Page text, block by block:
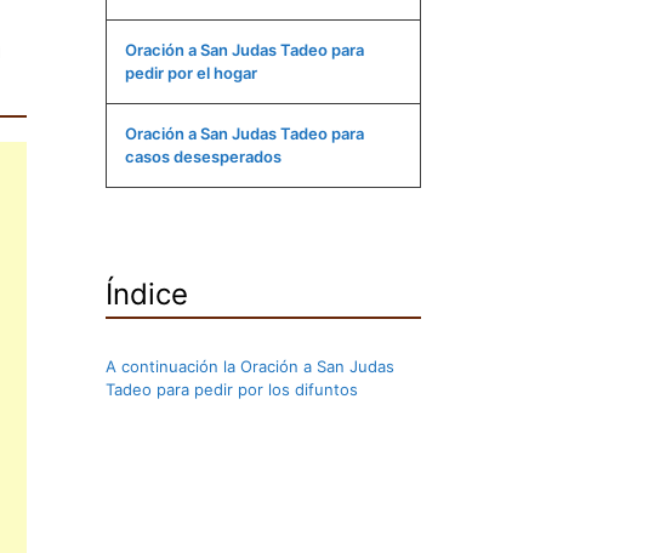
Oración a San Judas Tadeo para
pedir por el hogar
Oración a San Judas Tadeo para
casos desesperados
Índice
A continuación la Oración a San Judas
Tadeo para pedir por los difuntos